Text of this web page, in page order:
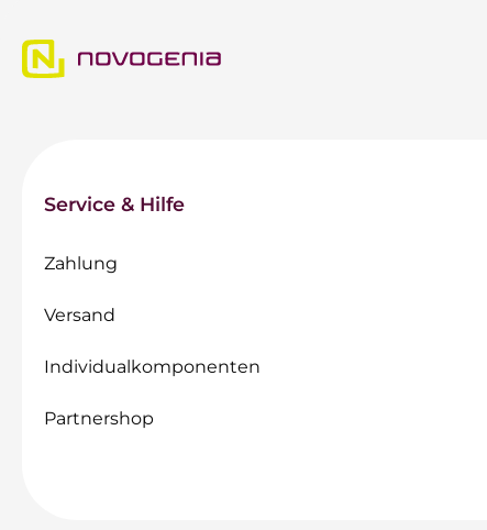
Service & Hilfe
Zahlung
Versand
Individualkomponenten
Partnershop